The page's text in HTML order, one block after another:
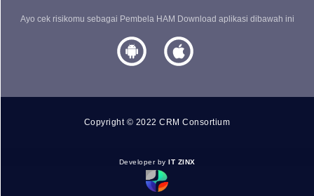
Ayo cek risikomu sebagai Pembela HAM Download aplikasi dibawah ini
Copyright © 2022 CRM Consortium
Developer by IT ZINX